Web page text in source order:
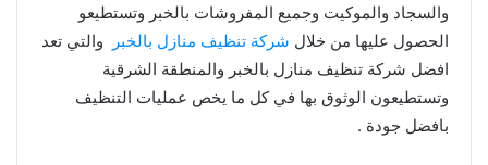
والسجاد والموكيت وجميع المفروشات بالخبر وتستطيعو
الحصول عليها من خلال شركة تنظيف منازل بالخبر
والتي تعد
افضل شركة تنظيف منازل بالخبر والمنطقة الشرقية
وتستطيعون الوثوق بها في كل ما يخص عمليات التنظيف
بافضل جودة .